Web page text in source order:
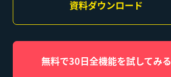
資料ダウンロード
無料で30日全機能を試してみる